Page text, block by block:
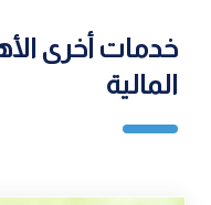
خدمات أخرى
المالية